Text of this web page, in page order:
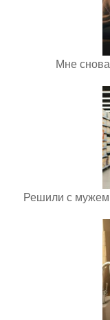
Мне
Решили с мужем